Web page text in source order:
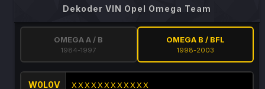
Dekoder VIN Opel Omega Team
OMEGA A / B
1984-1997
OMEGA B / BFL
1998-2003
W0L0V